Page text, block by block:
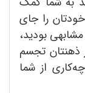
را جای
بودید،
ذهنتان تجسم
از شما